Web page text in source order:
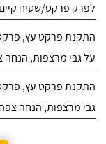
לפרק פרקט/שטיח
התקנת פרקט עץ,
על גבי מרצפות, הנחה
התקנת פרקט עץ,
גבי מרצפות, הנחה צפה